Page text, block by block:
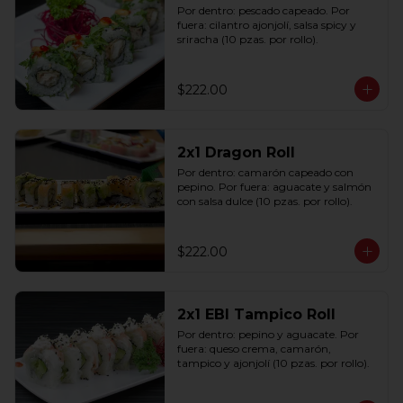
Por dentro: pescado capeado. Por
fuera: cilantro ajonjolí, salsa spicy y
sriracha (10 pzas. por rollo).
$222.00
2x1 Dragon Roll
Por dentro: camarón capeado con
pepino. Por fuera: aguacate y salmón
con salsa dulce (10 pzas. por rollo).
$222.00
2x1 EBI Tampico Roll
Por dentro: pepino y aguacate. Por
fuera: queso crema, camarón,
tampico y ajonjolí (10 pzas. por rollo).